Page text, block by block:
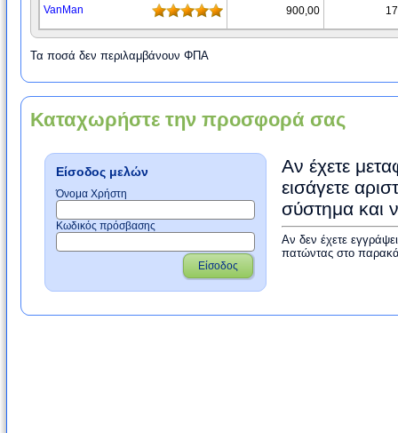
VanMan 900,00
Τα ποσά δεν περιλαμβάνουν ΦΠΑ
Καταχωρήστε την προσφορά σας
Είσοδος μελών
Όνομα Χρήστη
Κωδικός πρόσβασης
Είσοδος
Αν έχετε
εισάγετε
σύστημα και
Αν δεν έχετε
πατώντας στο